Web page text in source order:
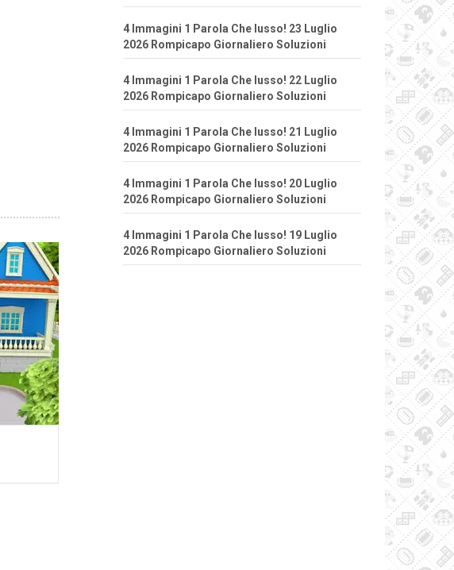
4 Immagini 1 Parola Che lusso! 23 Luglio
2026 Rompicapo Giornaliero Soluzioni
4 Immagini 1 Parola Che lusso! 22 Luglio
2026 Rompicapo Giornaliero Soluzioni
4 Immagini 1 Parola Che lusso! 21 Luglio
2026 Rompicapo Giornaliero Soluzioni
4 Immagini 1 Parola Che lusso! 20 Luglio
2026 Rompicapo Giornaliero Soluzioni
4 Immagini 1 Parola Che lusso! 19 Luglio
2026 Rompicapo Giornaliero Soluzioni